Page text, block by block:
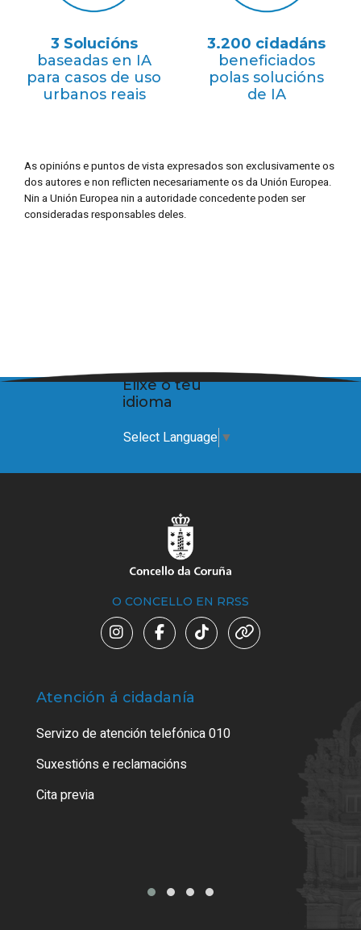
3 Solucións
baseadas en IA
para casos de uso
urbanos reais
3.200 cidadáns
beneficiados
polas solucións
de IA
As opinións e puntos de vista expresados son exclusivamente os
dos autores e non reflicten necesariamente os da Unión Europea.
Nin a Unión Europea nin a autoridade concedente poden ser
consideradas responsables deles.
Elixe o teu
idioma
Select Language ▼
O CONCELLO EN RRSS
Atención á cidadanía
Servizo de atención telefónica 010
Suxestións e reclamacións
Cita previa